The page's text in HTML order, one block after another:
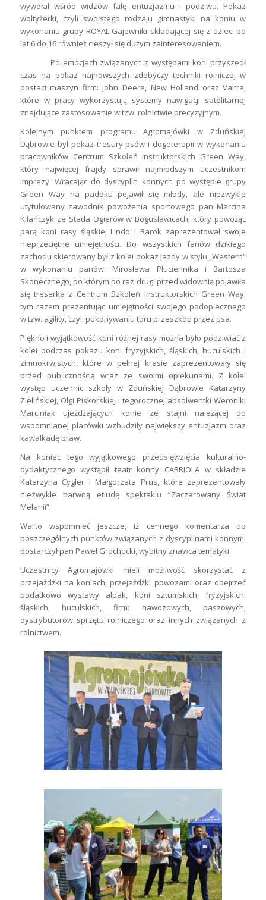
wywołał wśród widzów falę entuzjazmu i podziwu. Pokaz
woltyżerki, czyli swoistego rodzaju gimnastyki na koniu w
wykonaniu grupy ROYAL Gajewniki składającej się z dzieci od
lat 6 do 16 również cieszył się dużym zainteresowaniem.
Po emocjach związanych z występami koni przyszedł
czas na pokaz najnowszych zdobyczy techniki rolniczej w
postaci maszyn firm: John Deere, New Holland oraz Valtra,
które w pracy wykorzystują systemy nawigacji satelitarnej
znajdujące zastosowanie w tzw. rolnictwie precyzyjnym.
Kolejnym punktem programu Agromajówki w Zduńskiej
Dąbrowie był pokaz tresury psów i dogoterapii w wykonaniu
pracowników Centrum Szkoleń Instruktorskich Green Way,
który najwięcej frajdy sprawił najmłodszym uczestnikom
imprezy. Wracając do dyscyplin konnych po występie grupy
Green Way na padoku pojawił się młody, ale niezwykle
utytułowany zawodnik powożenia sportowego pan Marcina
Kilańczyk ze Stada Ogierów w Bogusławicach, który powożąc
parą koni rasy śląskiej Lindo i Barok zaprezentował swoje
nieprzeciętne umiejętności. Do wszystkich fanów dzikiego
zachodu skierowany był z kolei pokaz jazdy w stylu „Western”
w wykonaniu panów: Mirosława Płuciennika i Bartosza
Skonecznego, po którym po raz drugi przed widownią pojawiła
się treserka z Centrum Szkoleń Instruktorskich Green Way,
tym razem prezentując umiejętności swojego podopiecznego
w tzw. agility, czyli pokonywaniu toru przeszkód przez psa.
Piękno i wyjątkowość koni różnej rasy można było podziwiać z
kolei podczas pokazu koni fryzyjskich, śląskich, huculskich i
zimnokrwistych, które w pełnej krasie zaprezentowały się
przed publicznością wraz ze swoimi opiekunami. Z kolei
występ uczennic szkoły w Zduńskiej Dąbrowie Katarzyny
Zielińskiej, Olgi Piskorskiej i tegorocznej absolwentki Weroniki
Marciniak ujeżdżających konie ze stajni należącej do
wspomnianej placówki wzbudziły największy entuzjazm oraz
kawalkadę braw.
Na koniec tego wyjątkowego przedsięwzięcia kulturalno-
dydaktycznego wystąpił teatr konny CABRIOLA w składzie
Katarzyna Cygler i Małgorzata Prus, które zaprezentowały
niezwykle barwną etiudę spektaklu ”Zaczarowany Świat
Melanii”.
Warto wspomnieć jeszcze, iż cennego komentarza do
poszczególnych punktów związanych z dyscyplinami konnymi
dostarczył pan Paweł Grochocki, wybitny znawca tematyki.
Uczestnicy Agromajówki mieli możliwość skorzystać z
przejażdżki na koniach, przejażdżki powozami oraz obejrzeć
dodatkowo wystawy alpak, koni sztumskich, fryzyjskich,
śląskich, huculskich, firm: nawozowych, paszowych,
dystrybutorów sprzętu rolniczego oraz innych związanych z
rolnictwem.